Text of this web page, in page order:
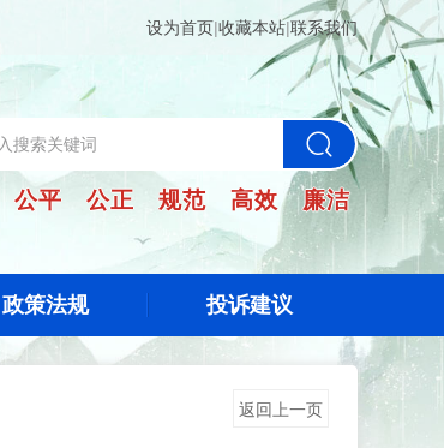
设为首页|收藏本站|联系我们
公平 公正 规范 高效 廉洁
政策法规 投诉建议
返回上一页